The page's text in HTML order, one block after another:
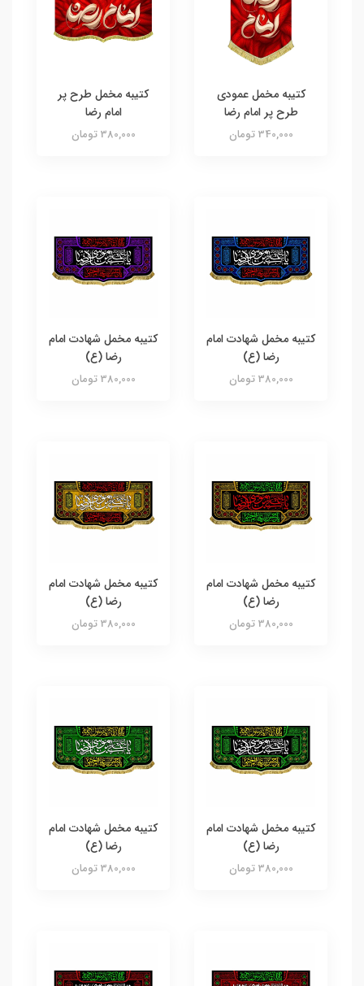
کتیبه مخمل عمودی
طرح پر امام رضا
340,000 تومان
کتیبه مخمل طرح پر
امام رضا
380,000 تومان
کتیبه مخمل شهادت امام
رضا (ع)
380,000 تومان
کتیبه مخمل شهادت امام
رضا (ع)
380,000 تومان
کتیبه مخمل شهادت امام
رضا (ع)
380,000 تومان
کتیبه مخمل شهادت امام
رضا (ع)
380,000 تومان
کتیبه مخمل شهادت امام
رضا (ع)
380,000 تومان
کتیبه مخمل شهادت امام
رضا (ع)
380,000 تومان